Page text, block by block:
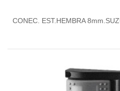
CONEC. EST.HEMBRA